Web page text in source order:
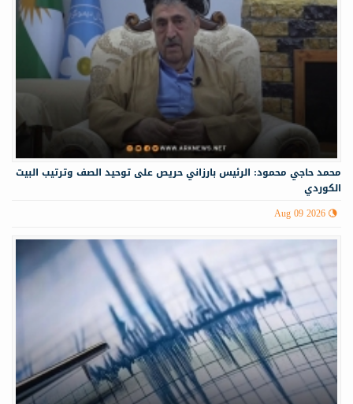
محمد حاجي محمود: الرئيس بارزاني حريص على توحيد الصف وترتيب البيت
الكوردي
Aug 09 2026